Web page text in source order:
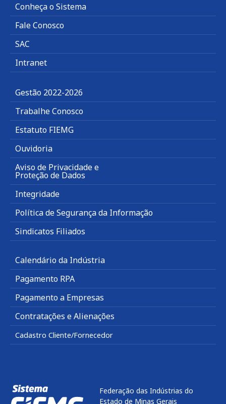
Conheça o Sistema
Fale Conosco
SAC
Intranet
Gestão 2022-2026
Trabalhe Conosco
Estatuto FIEMG
Ouvidoria
Aviso de Privacidade e
Proteção de Dados
Integridade
Política de Segurança da Informação
Sindicatos Filiados
Calendário da Indústria
Pagamento RPA
Pagamento a Empresas
Contratações e Alienações
Cadastro Cliente/Fornecedor
Federação das Indústrias do
Estado de Minas Gerais